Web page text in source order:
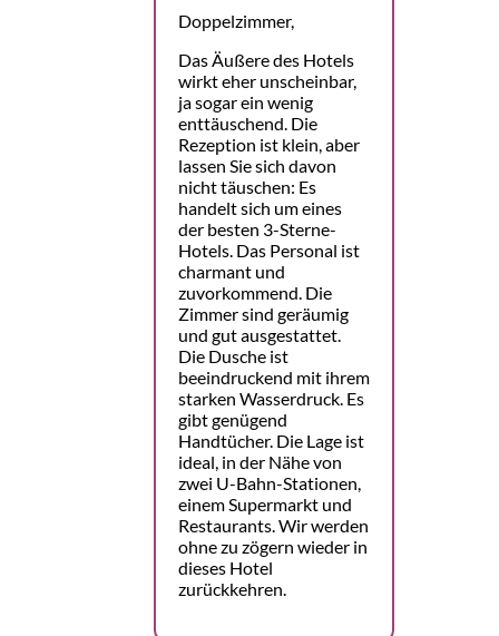
Doppelzimmer,
Das Äußere des Hotels
wirkt eher unscheinbar,
ja sogar ein wenig
enttäuschend. Die
Rezeption ist klein, aber
lassen Sie sich davon
nicht täuschen: Es
handelt sich um eines
der besten 3-Sterne-
Hotels. Das Personal ist
charmant und
zuvorkommend. Die
Zimmer sind geräumig
und gut ausgestattet.
Die Dusche ist
beeindruckend mit ihrem
starken Wasserdruck. Es
gibt genügend
Handtücher. Die Lage ist
ideal, in der Nähe von
zwei U-Bahn-Stationen,
einem Supermarkt und
Restaurants. Wir werden
ohne zu zögern wieder in
dieses Hotel
zurückkehren.